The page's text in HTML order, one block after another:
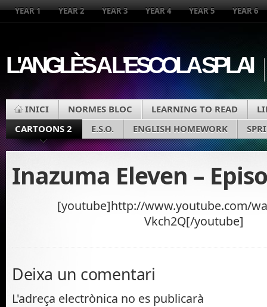
YEAR 1 YEAR 2 YEAR 3 YEAR 4 YEAR 5 YEAR 6
L'ANGLÈS A L'ESCOLA SPLAI
INICI NORMES BLOC LEARNING TO READ
CARTOONS 2
E.S.O. ENGLISH HOMEWORK
Inazuma Eleven –
[youtube]http://www.youtube.com/
Vkch2Q[/youtube]
Deixa un comentari
L'adreça electrònica no es publicarà